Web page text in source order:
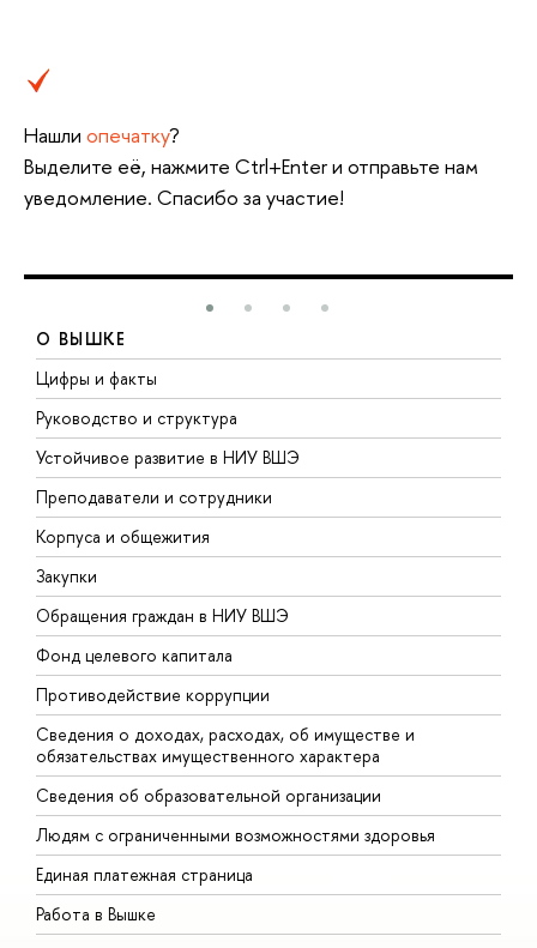
Нашли опечатку?
Выделите её, нажмите Ctrl+Enter и отправьте нам
уведомление. Спасибо за участие!
О ВЫШКЕ
Цифры и факты
Руководство и структура
Устойчивое развитие в НИУ ВШЭ
Преподаватели и сотрудники
Корпуса и общежития
Закупки
Обращения граждан в НИУ ВШЭ
Фонд целевого капитала
Противодействие коррупции
Сведения о доходах, расходах, об имуществе и
обязательствах имущественного характера
Сведения об образовательной организации
Людям с ограниченными возможностями здоровья
Единая платежная страница
Работа в Вышке